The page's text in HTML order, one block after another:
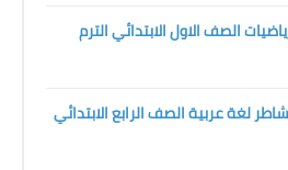
الصف الاول الابتدائي الترم
لغة عربية الصف الرابع الابتدائي